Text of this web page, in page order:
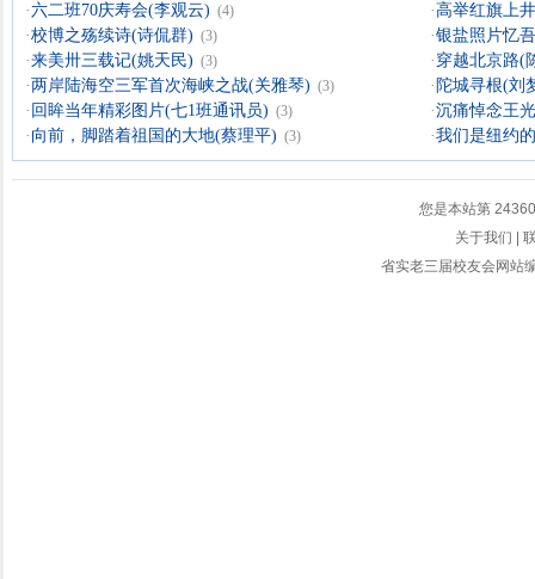
·六二班70庆寿会(李观云) (4) ·高举红旗上
·校博之殇续诗(诗侃群) (3) ·银盐照片忆
·来美卅三载记(姚天民) (3) · 穿越北京路(
· 两岸陆海空三军首次海峡之战(关雅琴) (3) · 陀城寻根(刘
· 回眸当年精彩图片(七1班通讯员) (3) ·沉痛悼念王
· 向前，脚踏着祖国的大地(蔡理平) (3) ·我们是纽约
您是本站第
关于我们
省实老三届校友会网站